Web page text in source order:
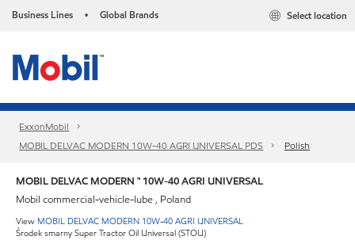
Business Lines • Global Brands Select location
ExxonMobil
MOBIL DELVAC MODERN 10W-40 AGRI UNIVERSAL PDS
Polish
MOBIL DELVAC MODERN ™ 10W-40 AGRI UNIVERSAL
Mobil commercial-vehicle-lube , Poland
View MOBIL DELVAC MODERN 10W-40 AGRI UNIVERSAL
Środek smarny Super Tractor Oil Universal (STOU)